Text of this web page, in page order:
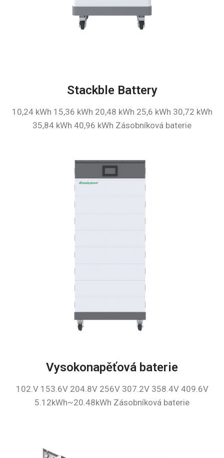
Stackble Battery
10,24 kWh 15,36 kWh 20,48 kWh 25,6 kWh 30,72 kWh
35,84 kWh 40,96 kWh Zásobníková baterie
Vysokonapěťová baterie
102.V 153.6V 204.8V 256V 307.2V 358.4V 409.6V
5.12kWh~20.48kWh Zásobníková baterie